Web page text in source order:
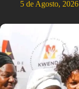
5 de Agosto, 2026